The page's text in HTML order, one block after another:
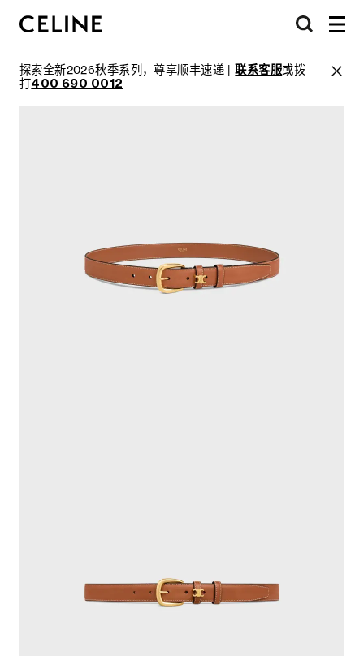
探索全新2026秋季系列，尊享顺丰速递 |联系客服或拨
打400 690 0012